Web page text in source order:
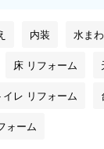
内装 水ま
床 リフォーム
イレ リフォーム
ォーム